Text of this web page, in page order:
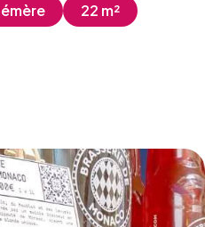
22 m²